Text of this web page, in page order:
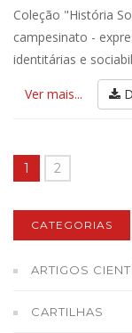
Coleção "História
campesinato -
identitárias e
Ver mais...
1 2
CATEGORIAS
ARTIGOS
CARTILHAS